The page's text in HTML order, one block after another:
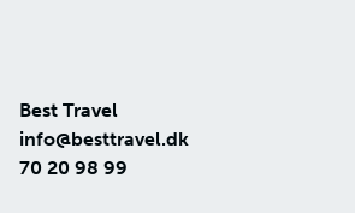
Best Travel
info@besttravel.dk
70 20 98 99